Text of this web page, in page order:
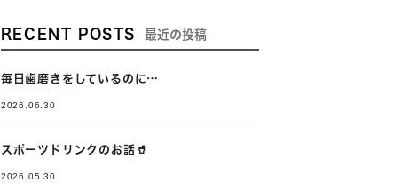
RECENT POSTS 最近の投稿
毎日歯磨きをしているのに…
2026.06.30
スポーツドリンクのお話🥤
2026.05.30